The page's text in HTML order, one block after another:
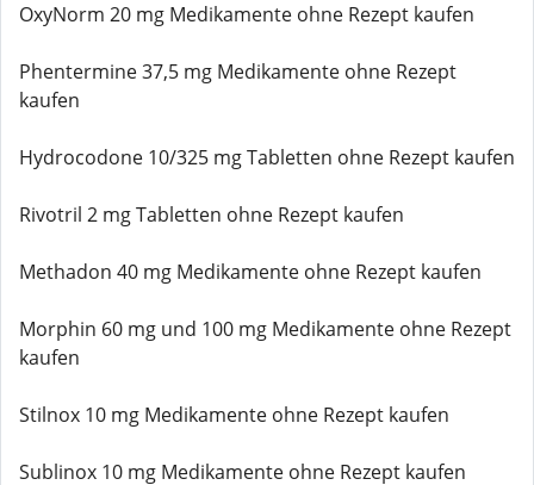
OxyNorm 20 mg Medikamente ohne Rezept kaufen
Phentermine 37,5 mg Medikamente ohne Rezept
kaufen
Hydrocodone 10/325 mg Tabletten ohne Rezept kaufen
Rivotril 2 mg Tabletten ohne Rezept kaufen
Methadon 40 mg Medikamente ohne Rezept kaufen
Morphin 60 mg und 100 mg Medikamente ohne Rezept
kaufen
Stilnox 10 mg Medikamente ohne Rezept kaufen
Sublinox 10 mg Medikamente ohne Rezept kaufen